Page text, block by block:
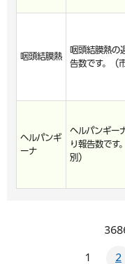
咽頭結膜熱
咽頭結膜熱の
告数です。（
ヘルパンギ
ーナ
ヘルパンギー
り報告数です
別）
1 2